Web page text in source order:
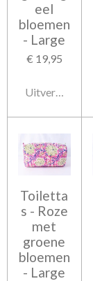
eel
bloemen
- Large
€ 19,95
Uitverkocht
Toiletta
s - Roze
met
groene
bloemen
- Large